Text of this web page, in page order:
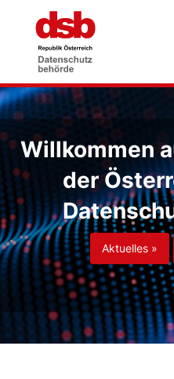
Willkommen
der
Aktuelles »